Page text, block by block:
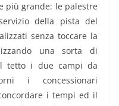
più grande: le palestre
della pista del
senza toccare la
una sorta di
tetto i due campi da
i concessionari
i tempi ed il